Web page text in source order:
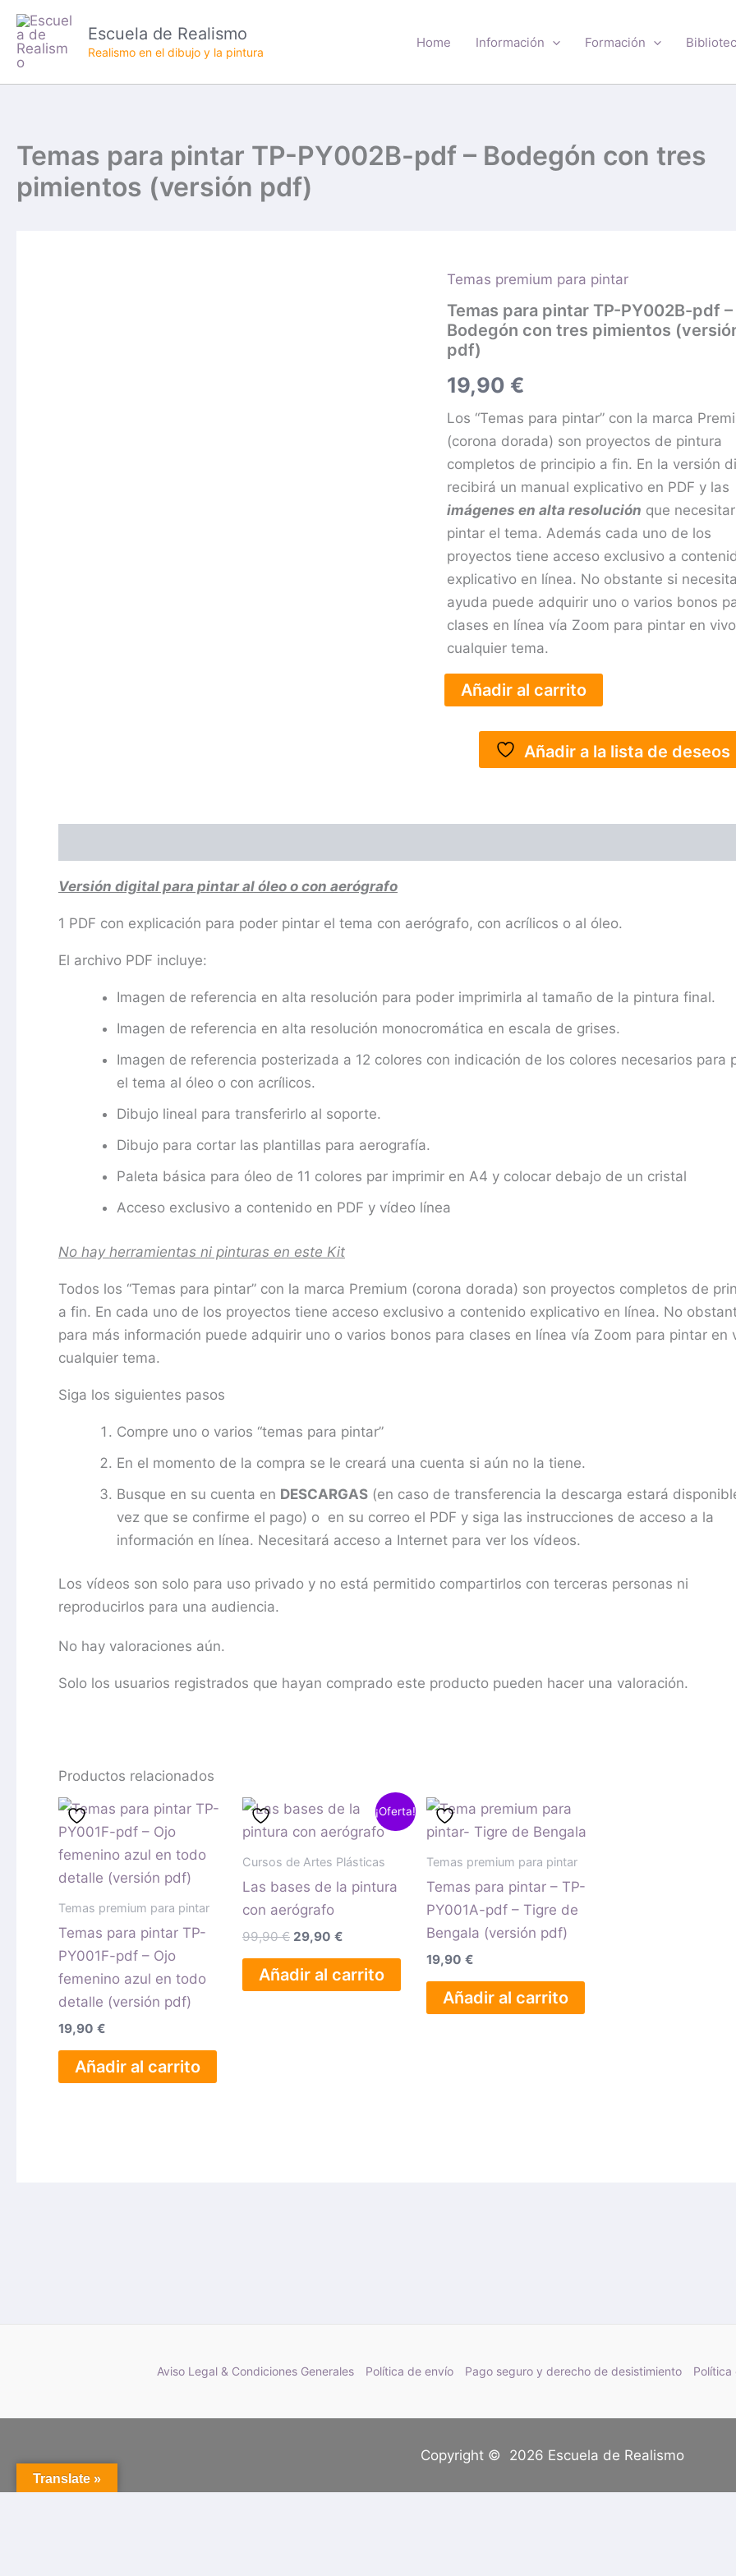
contenido
Escuela de Realismo
Realismo en el dibujo y la pintura
Home Información Formación
Temas para pintar TP-PY002B-pdf – Bodegón con tres
pimientos (versión pdf)
Temas premium para pintar
Temas para pintar TP-PY002B-pdf –
Bodegón con tres pimientos
pdf)
19,90 €
Los “Temas para pintar” con la marca
(corona dorada) son proyectos de pintura
completos de principio a fin. En la versión
recibirá un manual explicativo en PDF y las
imágenes en alta resolución que
pintar el tema. Además cada uno de los
proyectos tiene acceso exclusivo a
explicativo en línea. No obstante si
ayuda puede adquirir uno o varios bonos
clases en línea vía Zoom para pintar en vivo
cualquier tema.
Temas
pintar
TP-
PY002B-
pdf
–
Bodegón
con
tres
pimientos
(versión
cantidad
Añadir al carrito
Añadir a la lista de deseos
Versión digital para pintar al óleo o con aerógrafo
1 PDF con explicación para poder pintar el tema con aerógrafo, con acrílicos o al óleo.
El archivo PDF incluye:
Imagen de referencia en alta resolución para poder imprimirla al tamaño de la pintura final.
Imagen de referencia en alta resolución monocromática en escala de grises.
Imagen de referencia posterizada a 12 colores con indicación de los colores necesarios para
el tema al óleo o con acrílicos.
Dibujo lineal para transferirlo al soporte.
Dibujo para cortar las plantillas para aerografía.
Paleta básica para óleo de 11 colores par imprimir en A4 y colocar debajo de un cristal
Acceso exclusivo a contenido en PDF y vídeo línea
No hay herramientas ni pinturas en este Kit
Todos los “Temas para pintar” con la marca Premium (corona dorada) son proyectos completos de
a fin. En cada uno de los proyectos tiene acceso exclusivo a contenido explicativo en línea. No
para más información puede adquirir uno o varios bonos para clases en línea vía Zoom para pintar en
cualquier tema.
Siga los siguientes pasos
Compre uno o varios “temas para pintar”
En el momento de la compra se le creará una cuenta si aún no la tiene.
Busque en su cuenta en DESCARGAS (en caso de transferencia la descarga estará
vez que se confirme el pago) o en su correo el PDF y siga las instrucciones de acceso a la
información en línea. Necesitará acceso a Internet para ver los vídeos.
Los vídeos son solo para uso privado y no está permitido compartirlos con terceras personas ni
reproducirlos para una audiencia.
No hay valoraciones aún.
Solo los usuarios registrados que hayan comprado este producto pueden hacer una valoración.
Productos relacionados
Temas premium para pintar
Temas para pintar TP-
PY001F-pdf – Ojo
femenino azul en todo
detalle (versión pdf)
19,90 €
Añadir al carrito
¡Oferta!
Cursos de Artes Plásticas
Las bases de la pintura
con aerógrafo
99,90€
El
original
99,90 €.
29,90 €
El
precio
actual
29,90 €.
Añadir al carrito
Temas premium para pintar
Temas para pintar – TP-
PY001A-pdf – Tigre de
Bengala (versión pdf)
19,90 €
Añadir al carrito
Aviso Legal & Condiciones Generales Política de envío Pago seguro y derecho de desistimiento
Copyright © 2026 Escuela de Realismo
Translate »